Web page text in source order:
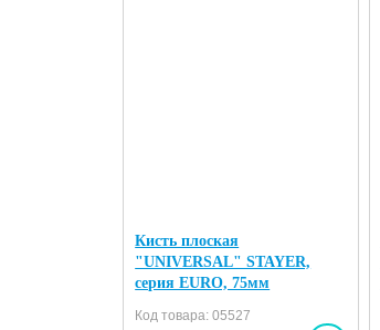
Кисть плоская
"UNIVERSAL" STAYER,
серия EURO, 75мм
Код товара: 05527